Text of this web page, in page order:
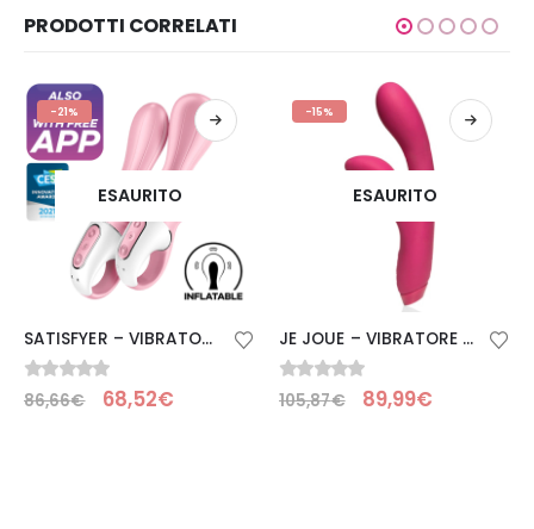
PRODOTTI CORRELATI
-21%
ESAURITO
SATISFYER – VIBRATORE ANALE GONFIABILE AIR PUMP BOOTY 5+ ROSA
0Su 5
86,66€ 68,52€
-15%
ESAURITO
JE JOUE – VIBRATORE HERA RABBIT – FUCSIA
0Su 5
105,87€ 89,99€